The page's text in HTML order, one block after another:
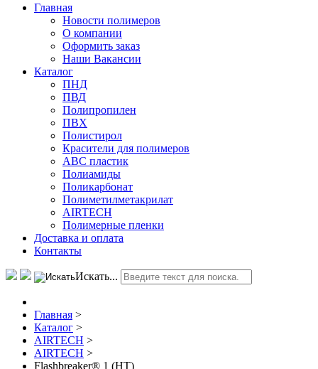
Главная
Новости полимеров
О компании
Оформить заказ
Наши Вакансии
Каталог
ПНД
ПВД
Полипропилен
ПВХ
Полистирол
Красители для полимеров
АВС пластик
Полиамиды
Поликарбонат
Полиметилметакрилат
AIRTECH
Полимерные пленки
Доставка и оплата
Контакты
Искать...
Главная >
Каталог >
AIRTECH >
AIRTECH >
Flashbreaker® 1 (HT)